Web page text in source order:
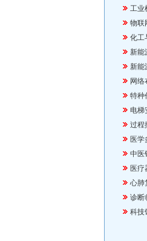
工业
物联
化工
新能
新能
网络
特种
电梯
过程
医学
中医
医疗
心肺
诊断
科技